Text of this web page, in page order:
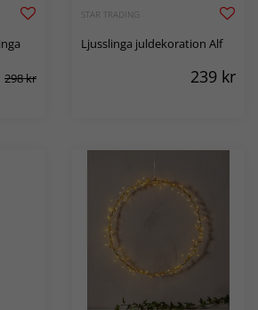
298 kr
STAR TRADING
Ljusslinga juldekoration Alf
239 kr